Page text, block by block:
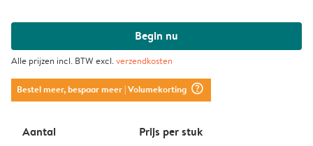
Begin nu
Alle prijzen incl. BTW excl.verzendkosten
Bestel meer, bespaar meer| Volumekorting question_mark_circle
Aantal Prijs per stuk